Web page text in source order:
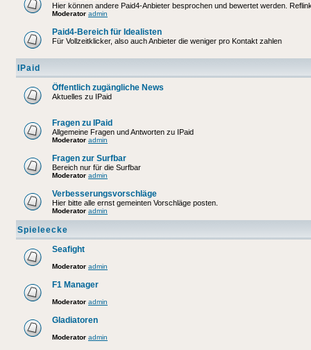
Hier können andere Paid4-Anbieter besprochen und bewertet werden.
Moderator admin
Paid4-Bereich für Idealisten
Für Vollzeitklicker, also auch Anbieter die weniger pro Kontakt zahlen
IPaid
Öffentlich zugängliche News
Aktuelles zu IPaid
Fragen zu IPaid
Allgemeine Fragen und Antworten zu IPaid
Moderator admin
Fragen zur Surfbar
Bereich nur für die Surfbar
Moderator admin
Verbesserungsvorschläge
Hier bitte alle ernst gemeinten Vorschläge posten.
Moderator admin
Spieleecke
Seafight
Moderator admin
F1 Manager
Moderator admin
Gladiatoren
Moderator admin